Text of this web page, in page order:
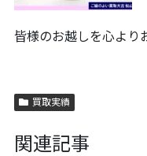
皆様のお越しを心より
買取実績
関連記事